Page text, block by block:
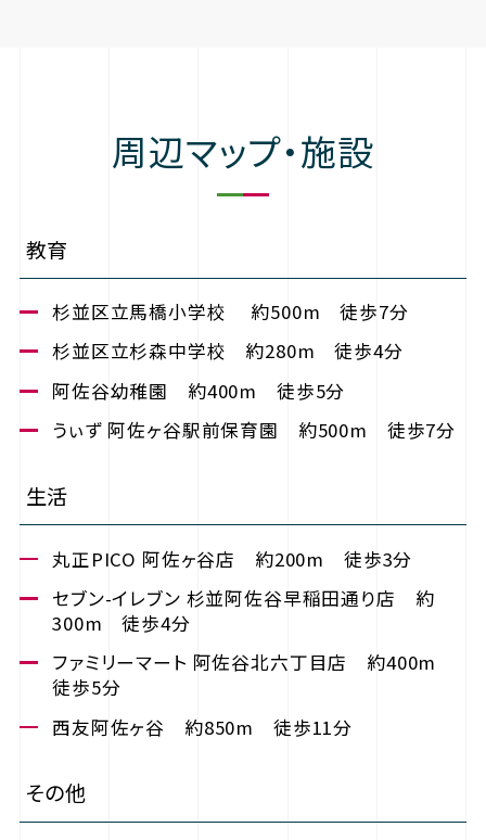
周辺マップ・施設
教育
杉並区立馬橋小学校 約500m 徒歩7分
杉並区立杉森中学校 約280m 徒歩4分
阿佐谷幼稚園 約400m 徒歩5分
うぃず 阿佐ヶ谷駅前保育園 約500m 徒歩7分
生活
丸正PICO 阿佐ヶ谷店 約200m 徒歩3分
セブン-イレブン 杉並阿佐谷早稲田通り店 約
300m 徒歩4分
ファミリーマート 阿佐谷北六丁目店 約400m
徒歩5分
西友阿佐ヶ谷 約850m 徒歩11分
その他